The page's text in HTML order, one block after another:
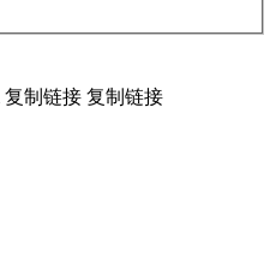
复制链接 复制链接